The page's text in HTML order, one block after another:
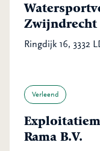
Zwijndrecht
Ringdijk 16, 3332
Verleend
Rama B.V.